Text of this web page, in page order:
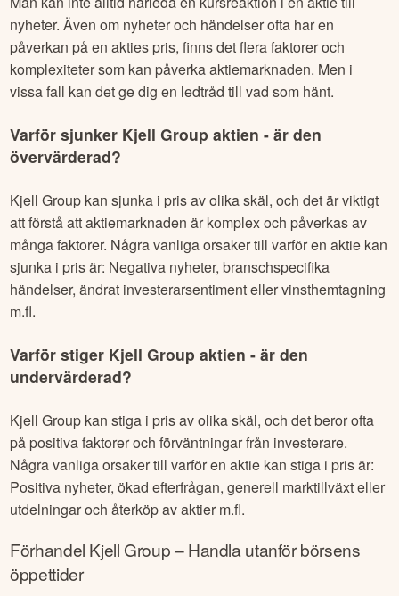
nyheter. Även om nyheter och händelser ofta har en
påverkan på en akties pris, finns det flera faktorer och
komplexiteter som kan påverka aktiemarknaden. Men i
vissa fall kan det ge dig en ledtråd till vad som hänt.
Varför sjunker Kjell Group aktien - är den
övervärderad?
Kjell Group kan sjunka i pris av olika skäl, och det är viktigt
att förstå att aktiemarknaden är komplex och påverkas av
många faktorer. Några vanliga orsaker till varför en aktie kan
sjunka i pris är: Negativa nyheter, branschspecifika
händelser, ändrat investerarsentiment eller vinsthemtagning
m.fl.
Varför stiger Kjell Group aktien - är den
undervärderad?
Kjell Group kan stiga i pris av olika skäl, och det beror ofta
på positiva faktorer och förväntningar från investerare.
Några vanliga orsaker till varför en aktie kan stiga i pris är:
Positiva nyheter, ökad efterfrågan, generell marktillväxt eller
utdelningar och återköp av aktier m.fl.
Förhandel Kjell Group– Handla utanför börsens
öppettider